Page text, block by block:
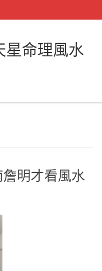
星命理風水
詹明才看風水